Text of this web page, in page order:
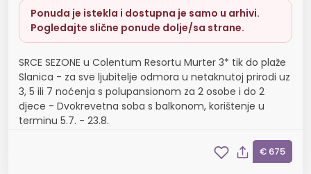
Ponuda je istekla i dostupna je samo u arhivi.
Pogledajte slične ponude dolje/sa strane.
SRCE SEZONE u Colentum Resortu Murter 3* tik do plaže
Slanica - za sve ljubitelje odmora u netaknutoj prirodi uz
3, 5 ili 7 noćenja s polupansionom za 2 osobe i do 2
djece - Dvokrevetna soba s balkonom, korištenje u
terminu 5.7. - 23.8.
€ 675